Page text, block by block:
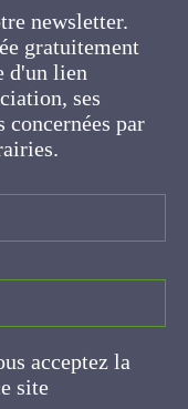
en place
l'Association,
et les
acceptez la
site